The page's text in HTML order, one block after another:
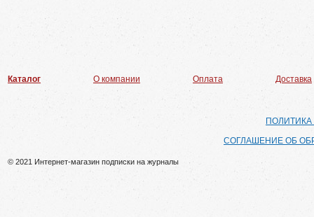
Каталог О компании Оплата Доставка
СОГЛАШЕНИЕ ОБ
© 2021 Интернет-магазин подписки на журналы